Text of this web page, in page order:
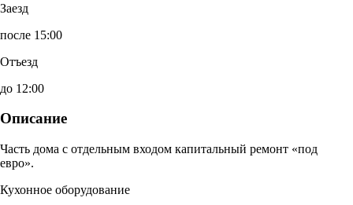
Заезд
после 15:00
Отъезд
до 12:00
Описание
Часть дома с отдельным входом капитальный ремонт «под
евро».
Кухонное оборудование